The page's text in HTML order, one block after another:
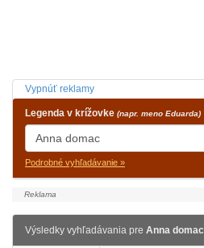
Vypnúť reklamy
Legenda v krížovke (napr. meno Eduarda)
Podrobné vyhľadávanie »
Výsledky vyhľadávania pre Anna domac